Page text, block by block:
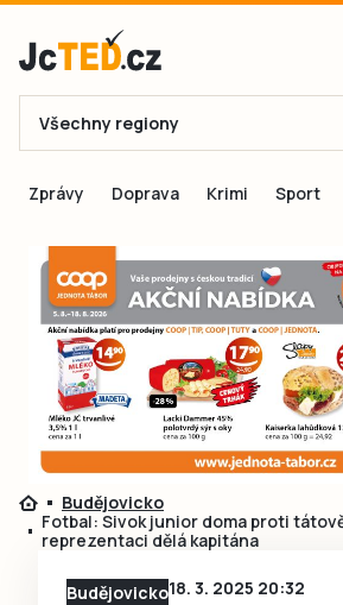
E-mail
Přihlásit se
Přihlásit se přes
Ještě nemám účet, chci se
Všechny regiony
Zprávy Doprava Krimi Sport
Budějovicko
Fotbal: Sivok junior doma proti
reprezentaci dělá kapitána
Budějovicko18. 3. 2025 20:32